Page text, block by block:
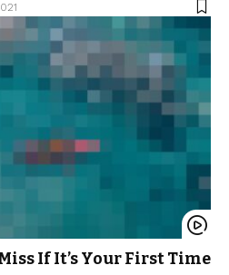
If It’s Your First Time